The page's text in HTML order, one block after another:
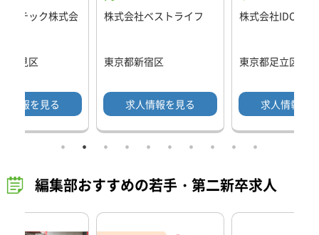
・テック株式会
鶴見区
情報を見る
株式会社ベストライフ
東京都新宿区
求人情報を見る
株式会社IDOM
東京都足立区
求人情報を
編集部おすすめの若手・第二新卒求人